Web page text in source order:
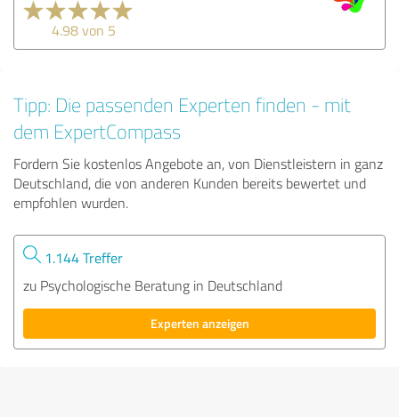
4.98 von 5
Tipp: Die passenden Experten finden - mit
dem ExpertCompass
Fordern Sie kostenlos Angebote an, von Dienstleistern in ganz
Deutschland, die von anderen Kunden bereits bewertet und
empfohlen wurden.
1.144 Treffer
zu Psychologische Beratung in Deutschland
Experten anzeigen